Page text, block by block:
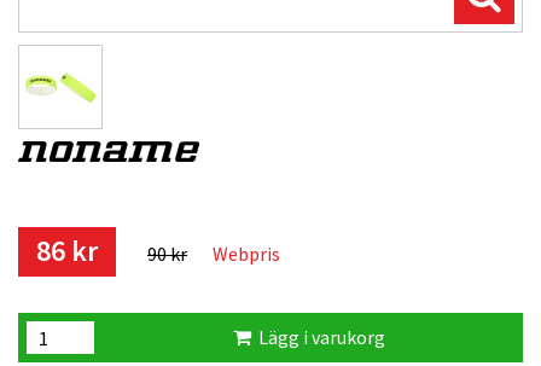
86 kr 90 kr Webpris
Lägg i varukorg